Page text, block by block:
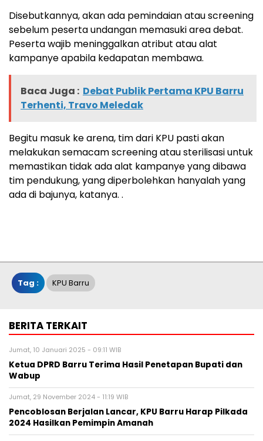
Disebutkannya, akan ada pemindaian atau screening
sebelum peserta undangan memasuki area debat.
Peserta wajib meninggalkan atribut atau alat
kampanye apabila kedapatan membawa.
Baca Juga : Debat Publik Pertama KPU Barru
Terhenti, Travo Meledak
Begitu masuk ke arena, tim dari KPU pasti akan
melakukan semacam screening atau sterilisasi untuk
memastikan tidak ada alat kampanye yang dibawa
tim pendukung, yang diperbolehkan hanyalah yang
ada di bajunya, katanya. .
Tag : KPU Barru
BERITA TERKAIT
Jumat, 10 Januari 2025 - 09:11 WIB
Ketua DPRD Barru Terima Hasil Penetapan Bupati dan
Wabup
Jumat, 29 November 2024 - 11:19 WIB
Pencoblosan Berjalan Lancar, KPU Barru Harap Pilkada
2024 Hasilkan Pemimpin Amanah